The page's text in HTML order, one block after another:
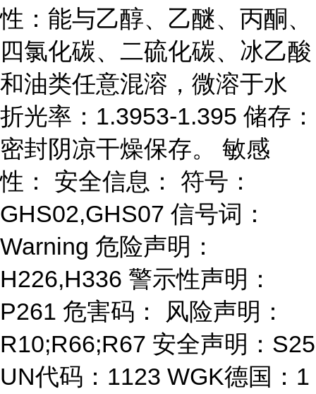
性：能与乙醇、乙醚、丙酮、
四氯化碳、二硫化碳、冰乙酸
和油类任意混溶，微溶于水
折光率：1.3953-1.395 储存：
密封阴凉干燥保存。 敏感
性： 安全信息： 符号：
GHS02,GHS07 信号词：
Warning 危险声明：
H226,H336 警示性声明：
P261 危害码： 风险声明：
R10;R66;R67 安全声明：S25
UN代码：1123 WGK德国：1